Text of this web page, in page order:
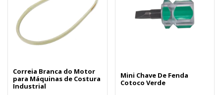
Correia Branca do Motor
para Máquinas de Costura
Industrial
Mini Chave De Fenda
Cotoco Verde